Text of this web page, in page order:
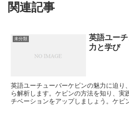
関連記事
未分類
英語ユー
力と学び
英語ユーチューバーケビンの魅力に迫り
ら解析します。ケビンの方法を知り、実
チベーションをアップしましょう。ケビ